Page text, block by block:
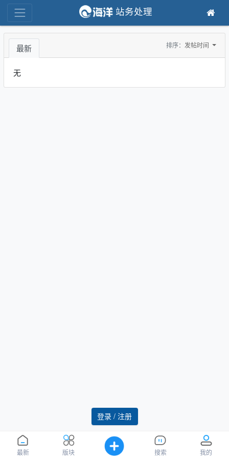
最新 版块 搜索 我的
登录 / 注册
站务处理
最新 排序： 发帖时间
无